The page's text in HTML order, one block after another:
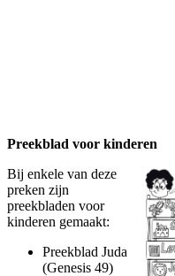
Preekblad voor kinderen
Bij enkele van deze
preken zijn
preekbladen voor
kinderen gemaakt:
Preekblad Juda
(Genesis 49)